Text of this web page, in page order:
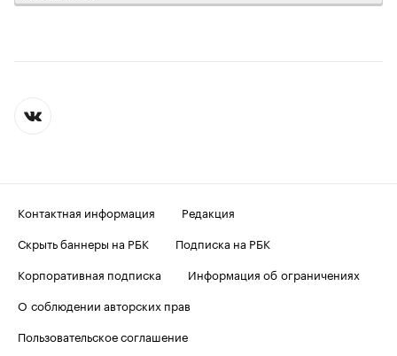
Контактная информация
Редакция
Скрыть баннеры на РБК
Подписка на РБК
Корпоративная подписка
Информация об ограничениях
О соблюдении авторских прав
Пользовательское соглашение